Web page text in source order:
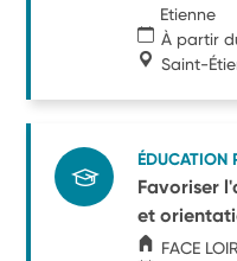
Etienne
À partir
Saint-
ÉDUCATION
Favoriser
et
FACE